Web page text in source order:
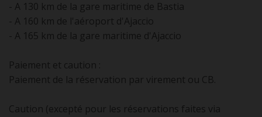
- A 130 km de la gare maritime de Bastia
- A 160 km de l'aéroport d'Ajaccio
- A 165 km de la gare maritime d'Ajaccio
Paiement et caution :
Paiement de la réservation par virement ou CB.
Caution (excepté pour les réservations faites via